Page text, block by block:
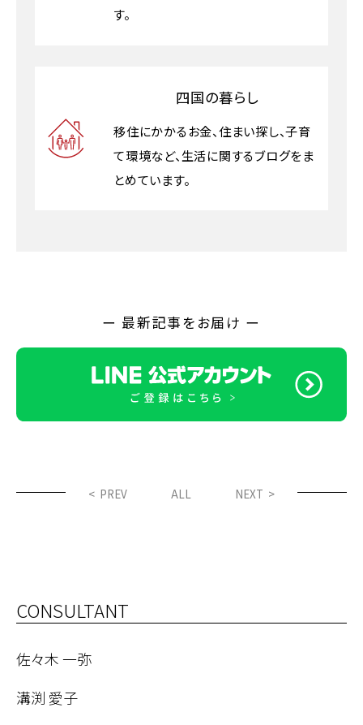
す。
四国の暮らし
移住にかかるお金、住まい探し、子育
て環境など、生活に関するブログをま
とめています。
ー 最新記事をお届け ー
< PREV ALL NEXT >
CONSULTANT
佐々木 一弥
溝渕 愛子